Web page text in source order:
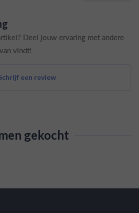
Deel jouw ervaring met andere
vindt!
een review
gekocht